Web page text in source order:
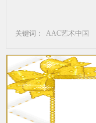
关键词： AAC艺术中国